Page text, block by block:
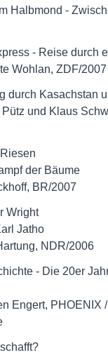
Halbmond -
- Reise durch
Wohlan, ZDF/2007
durch Kasachstan
und Klaus
der Bäume
BR/2007
Wright
Jatho
NDR/2006
- Die 20er
Engert, PHOENIX